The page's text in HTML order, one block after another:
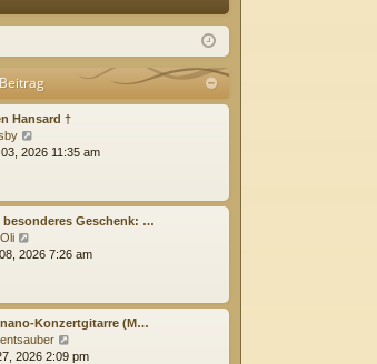
Q m
de
ist
re
Hansard †
e
s
t
r
i
t
r
a
2026 11:35 am
besonderes Geschenk: …
e
s
e
r
2026 7:26 am
Konzertgitarre (M…
e
2026 2:09 pm